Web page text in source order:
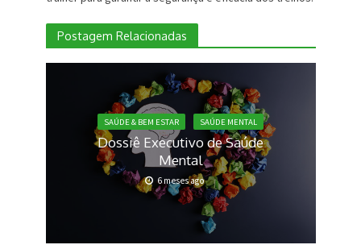
Postagem Relacionadas
SAÚDE & BEM ESTAR SAÚDE MENTAL
Dossiê Executivo de Saúde
Mental
6 meses ago